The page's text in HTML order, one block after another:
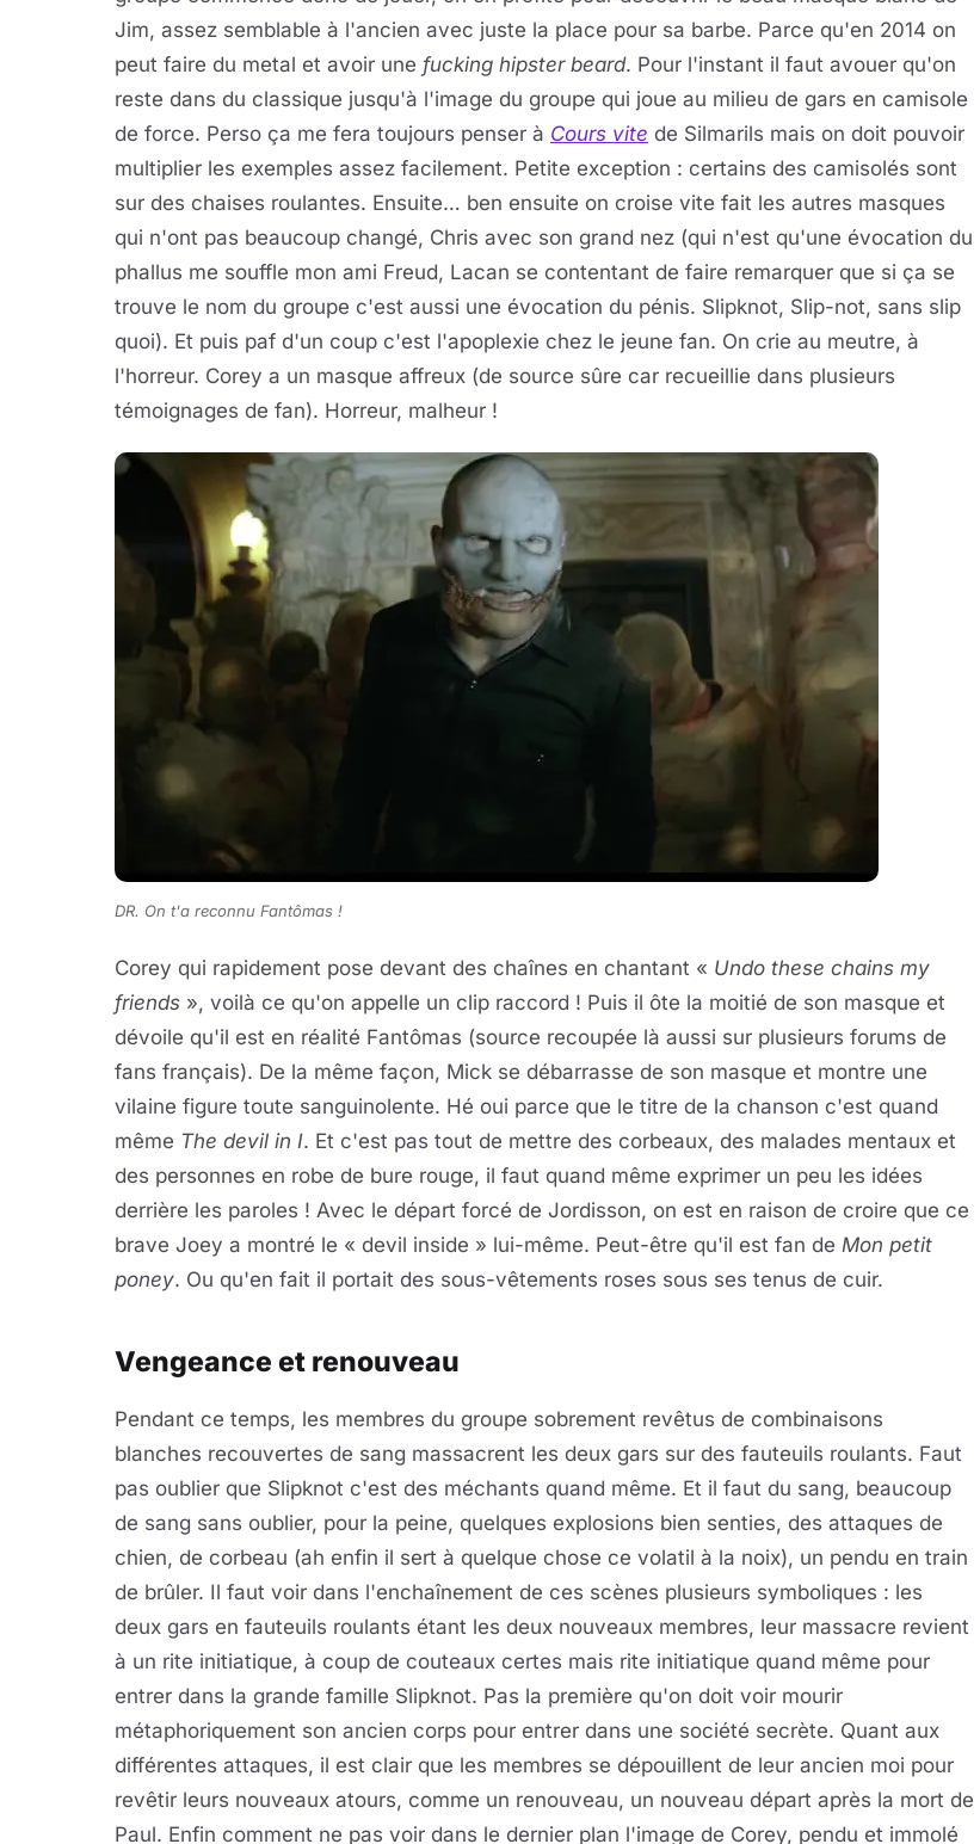
Jim, assez semblable à l'ancien avec juste la place pour sa barbe. Parce qu'en 2014 on
peut faire du metal et avoir une fucking hipster beard. Pour l'instant il faut avouer qu'on
reste dans du classique jusqu'à l'image du groupe qui joue au milieu de gars en camisole
de force. Perso ça me fera toujours penser à Cours vite de Silmarils mais on doit pouvoir
multiplier les exemples assez facilement. Petite exception : certains des camisolés sont
sur des chaises roulantes. Ensuite… ben ensuite on croise vite fait les autres masques
qui n'ont pas beaucoup changé, Chris avec son grand nez (qui n'est qu'une évocation du
phallus me souffle mon ami Freud, Lacan se contentant de faire remarquer que si ça se
trouve le nom du groupe c'est aussi une évocation du pénis. Slipknot, Slip-not, sans slip
quoi). Et puis paf d'un coup c'est l'apoplexie chez le jeune fan. On crie au meutre, à
l'horreur. Corey a un masque affreux (de source sûre car recueillie dans plusieurs
témoignages de fan). Horreur, malheur !
DR. On t'a reconnu Fantômas !
Corey qui rapidement pose devant des chaînes en chantant « Undo these chains my
friends », voilà ce qu'on appelle un clip raccord ! Puis il ôte la moitié de son masque et
dévoile qu'il est en réalité Fantômas (source recoupée là aussi sur plusieurs forums de
fans français). De la même façon, Mick se débarrasse de son masque et montre une
vilaine figure toute sanguinolente. Hé oui parce que le titre de la chanson c'est quand
même The devil in I. Et c'est pas tout de mettre des corbeaux, des malades mentaux et
des personnes en robe de bure rouge, il faut quand même exprimer un peu les idées
derrière les paroles ! Avec le départ forcé de Jordisson, on est en raison de croire que ce
brave Joey a montré le « devil inside » lui-même. Peut-être qu'il est fan de Mon petit
poney. Ou qu'en fait il portait des sous-vêtements roses sous ses tenus de cuir.
Vengeance et renouveau
Pendant ce temps, les membres du groupe sobrement revêtus de combinaisons
blanches recouvertes de sang massacrent les deux gars sur des fauteuils roulants. Faut
pas oublier que Slipknot c'est des méchants quand même. Et il faut du sang, beaucoup
de sang sans oublier, pour la peine, quelques explosions bien senties, des attaques de
chien, de corbeau (ah enfin il sert à quelque chose ce volatil à la noix), un pendu en train
de brûler. Il faut voir dans l'enchaînement de ces scènes plusieurs symboliques : les
deux gars en fauteuils roulants étant les deux nouveaux membres, leur massacre revient
à un rite initiatique, à coup de couteaux certes mais rite initiatique quand même pour
entrer dans la grande famille Slipknot. Pas la première qu'on doit voir mourir
métaphoriquement son ancien corps pour entrer dans une société secrète. Quant aux
différentes attaques, il est clair que les membres se dépouillent de leur ancien moi pour
revêtir leurs nouveaux atours, comme un renouveau, un nouveau départ après la mort de
Paul. Enfin comment ne pas voir dans le dernier plan l'image de Corey, pendu et immolé